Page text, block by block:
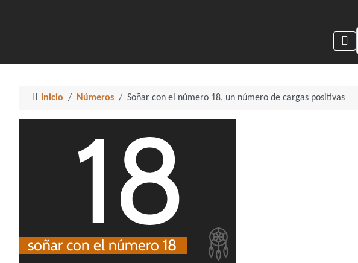
Inicio Números Soñar con el número 18, un número de cargas positivas